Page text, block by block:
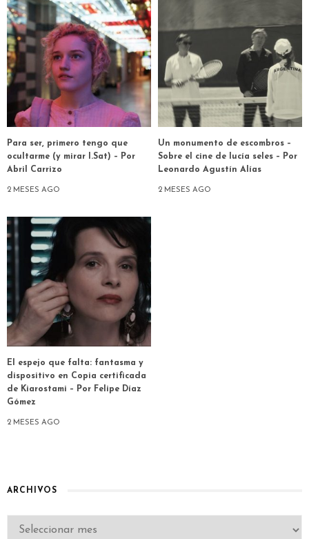
Para ser, primero tengo que
ocultarme (y mirar I.Sat) – Por
Abril Carrizo
2 MESES AGO
Un monumento de escombros –
Sobre el cine de lucía seles – Por
Leonardo Agustín Alías
2 MESES AGO
El espejo que falta: fantasma y
dispositivo en Copia certificada
de Kiarostami – Por Felipe Díaz
Gómez
2 MESES AGO
ARCHIVOS